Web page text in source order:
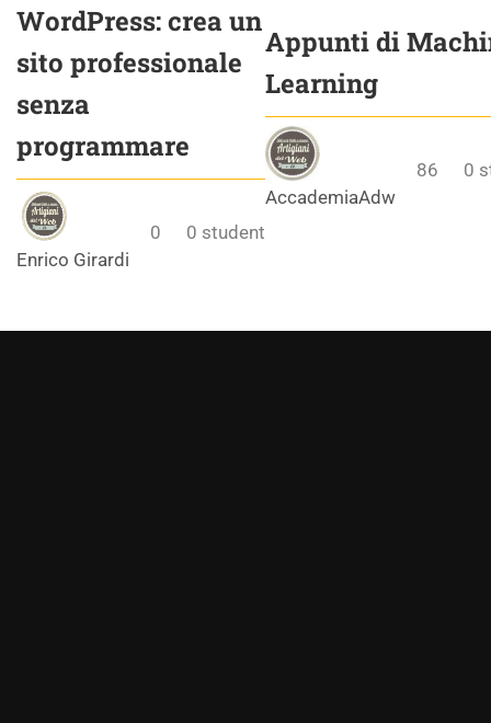
WordPress: crea un
sito professionale
senza
programmare
Enrico Girardi
0 0 student
Appunti di
Learning
AccademiaAdw
86 0